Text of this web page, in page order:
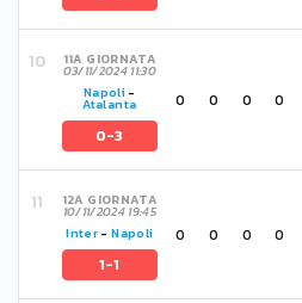
11A GIORNATA
03/11/2024 11:30
Napoli -
Atalanta
0-3
0 0 0 0
12A GIORNATA
10/11/2024 19:45
Inter -Napoli
1-1
0 0 0 0